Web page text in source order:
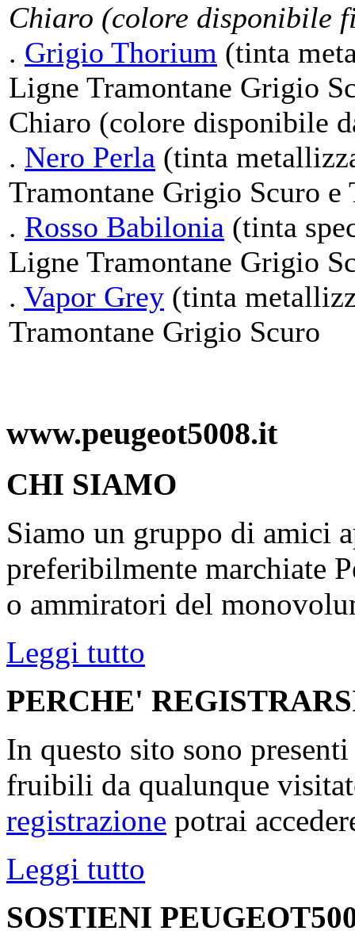
Chiaro (colore disponibile
. Grigio Thorium (tinta
Ligne Tramontane Grigio
Chiaro (colore disponibile
. Nero Perla (tinta
Tramontane Grigio Scuro e
. Rosso Babilonia (tinta
Ligne Tramontane Grigio
. Vapor Grey (tinta
Tramontane Grigio Scuro
www.peugeot5008.it
CHI SIAMO
Siamo un gruppo di amici
preferibilmente marchiate
o ammiratori del
Leggi tutto
PERCHE'
In questo sito sono
fruibili da qualunque
registrazione potrai
Leggi tutto
SOSTIENI